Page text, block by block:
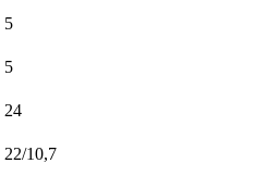
5
5
24
22/10,7